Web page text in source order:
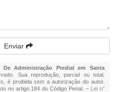
Enviar
De Administração Predial em Santa
Sua reprodução, parcial ou total,
é proibida sem a autorização do autor.
no artigo 184 do Código Penal. – Lei n°